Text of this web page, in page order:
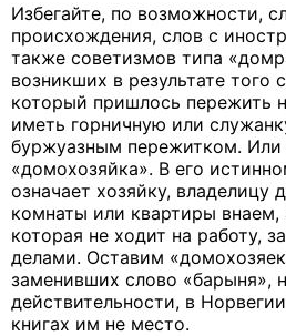
Избегайте, по возможности,
происхождения, слов с
также советизмов типа
возникших в результате того
который пришлось пережить
иметь горничную или
буржуазным пережитком. Или
«домохозяйка». В его
означает хозяйку,
комнаты или квартиры
которая не ходит на работу,
делами. Оставим
заменивших слово «барыня»,
действительности, в
книгах им не место.